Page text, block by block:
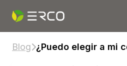
Blog ¿Puedo elegir a mi